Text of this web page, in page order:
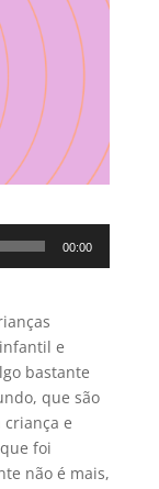
00:00
e
bastante
que são
e
foi
não é mais,